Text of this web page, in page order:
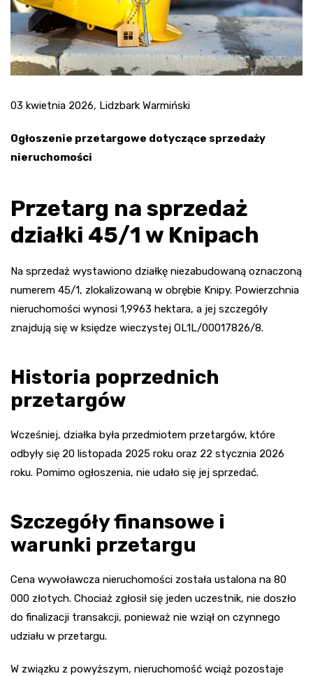
03 kwietnia 2026, Lidzbark Warmiński
Ogłoszenie przetargowe dotyczące sprzedaży
nieruchomości
Przetarg na sprzedaż
działki 45/1 w Knipach
Na sprzedaż wystawiono działkę niezabudowaną oznaczoną
numerem 45/1, zlokalizowaną w obrębie Knipy. Powierzchnia
nieruchomości wynosi 1,9963 hektara, a jej szczegóły
znajdują się w księdze wieczystej OL1L/00017826/8.
Historia poprzednich
przetargów
Wcześniej, działka była przedmiotem przetargów, które
odbyły się 20 listopada 2025 roku oraz 22 stycznia 2026
roku. Pomimo ogłoszenia, nie udało się jej sprzedać.
Szczegóły finansowe i
warunki przetargu
Cena wywoławcza nieruchomości została ustalona na 80
000 złotych. Chociaż zgłosił się jeden uczestnik, nie doszło
do finalizacji transakcji, ponieważ nie wziął on czynnego
udziału w przetargu.
W związku z powyższym, nieruchomość wciąż pozostaje